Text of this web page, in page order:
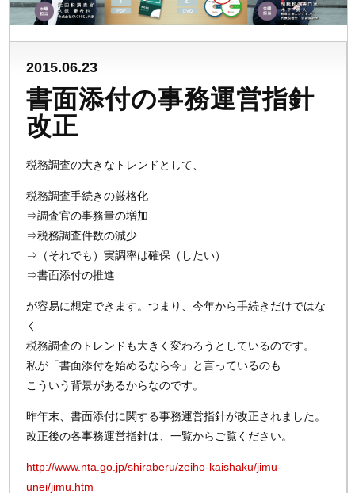
2015.06.23
書面添付の事務運営指針
改正
税務調査の大きなトレンドとして、
税務調査手続きの厳格化
⇒調査官の事務量の増加
⇒税務調査件数の減少
⇒（それでも）実調率は確保（したい）
⇒書面添付の推進
が容易に想定できます。つまり、今年から手続きだけではな
く
税務調査のトレンドも大きく変わろうとしているのです。
私が「書面添付を始めるなら今」と言っているのも
こういう背景があるからなのです。
昨年末、書面添付に関する事務運営指針が改正されました。
改正後の各事務運営指針は、一覧からご覧ください。
http://www.nta.go.jp/shiraberu/zeiho-kaishaku/jimu-
unei/jimu.htm